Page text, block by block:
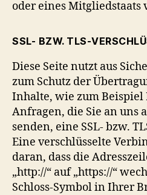
oder eines
SSL- BZW. TLS-
Diese Seite nutzt aus
zum Schutz der
Inhalte, wie zum Beispiel
Anfragen, die Sie an uns
senden, eine SSL- bzw.
Eine verschlüsselte
daran, dass die
„http://“ auf „https://“
Schloss-Symbol in Ihrer